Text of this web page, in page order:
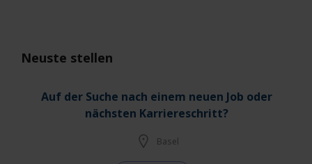
Neuste stellen
Auf der Suche nach einem neuen Job oder
nächsten Karriereschritt?
Basel